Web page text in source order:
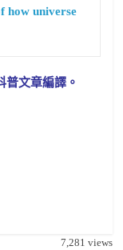
how universe
普文章編譯。
7,281 views